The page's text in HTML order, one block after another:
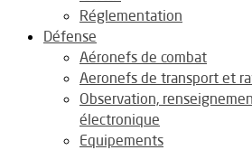
Réglementation
Défense
Aéronefs de combat
Aeronefs de transport et
Observation,
électronique
Equipements